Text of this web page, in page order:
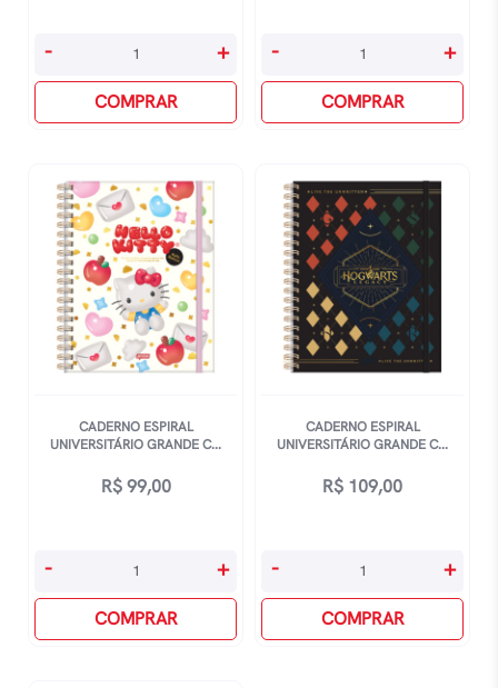
Caderno
Universitário
Grande
Dura
Folhas
Soul
Music
Estampas
Sortidas
- +
COMPRAR
Caderno
Universitário
Grande
Dura
Folhas
Stone
Estampas
Sortidas
quantidade
- +
COMPRAR
CADERNO ESPIRAL
UNIVERSITÁRIO GRANDE C...
R$99,00
Caderno
Universitário
Grande
- +
COMPRAR
CADERNO ESPIRAL
UNIVERSITÁRIO GRANDE C...
R$ 109,00
Caderno
Universitário
Grande
- +
COMPRAR